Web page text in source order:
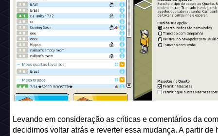
Levando em consideração as críticas e comentários da
decidimos voltar atrás e reverter essa mudança. A partir de